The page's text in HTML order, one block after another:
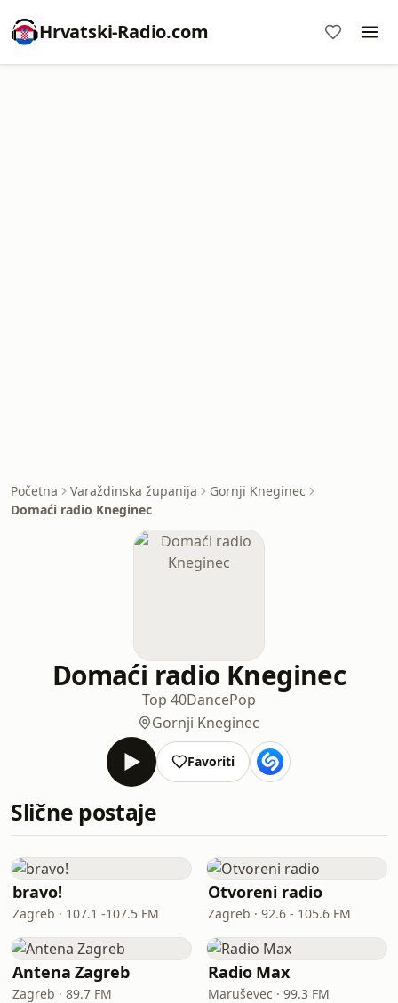
Hrvatski-Radio.com
Početna Varaždinska županija
Gornji Kneginec
Domaći radio Kneginec
Domaći radio Kneginec
Top 40DancePop
Gornji Kneginec
Favoriti
Slične postaje
bravo!
Zagreb · 107.1 -107.5 FM
Otvoreni radio
Zagreb · 92.6 - 105.6 FM
Antena Zagreb
Zagreb · 89.7 FM
Radio Max
Maruševec · 99.3 FM